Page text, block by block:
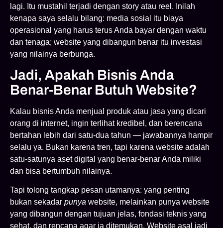
lagi. Itu mustahil terjadi dengan story atau reel. Inilah
kenapa saya selalu bilang: media sosial itu biaya
operasional yang harus terus Anda bayar dengan waktu
dan tenaga; website yang dibangun benar itu investasi
yang nilainya berbunga.
Jadi, Apakah Bisnis Anda
Benar-Benar Butuh Website?
Kalau bisnis Anda menjual produk atau jasa yang dicari
orang di internet, ingin terlihat kredibel, dan berencana
bertahan lebih dari satu-dua tahun — jawabannya hampir
selalu ya. Bukan karena tren, tapi karena website adalah
satu-satunya aset digital yang benar-benar Anda miliki
dan bisa bertumbuh nilainya.
Tapi tolong tangkap pesan utamanya: yang penting
bukan sekadar punya website, melainkan punya website
yang dibangun dengan tujuan jelas, fondasi teknis yang
sehat, dan rencana agar ia ditemukan. Website asal jadi